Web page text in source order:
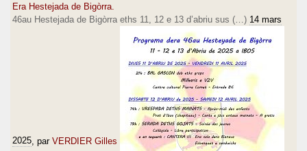
Era Hestejada de Bigòrra.
46au Hestejada de Bigòrra eths 11, 12 e 13 d’abriu sus (…) 14 mars
2025 , par VERDIER Gilles